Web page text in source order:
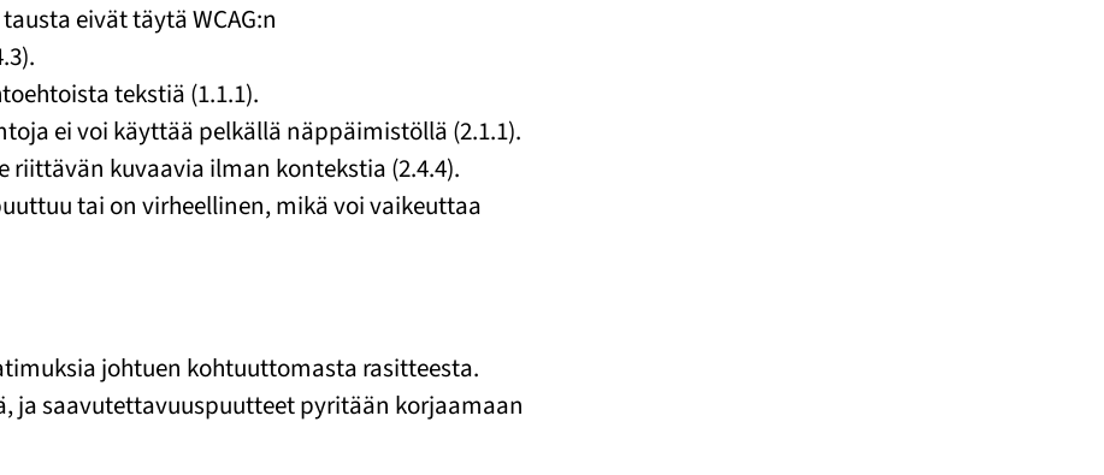
eivät täytä WCAG:n
tekstiä (1.1.1).
ei voi käyttää pelkällä näppäimistöllä (2.1.1).
riittävän kuvaavia ilman kontekstia (2.4.4).
tai on virheellinen, mikä voi vaikeuttaa
johtuen kohtuuttomasta rasitteesta.
ja saavutettavuuspuutteet pyritään korjaamaan